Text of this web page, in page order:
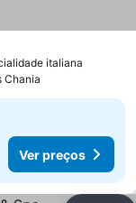
italiana
Chania
Ver preços